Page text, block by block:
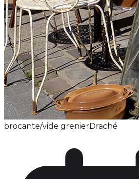
brocante/vide grenierDraché